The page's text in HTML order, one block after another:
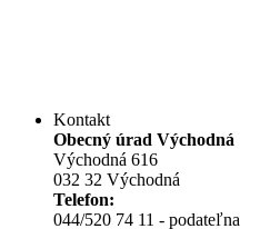
Kontakt
Obecný úrad Východná
Východná 616
032 32 Východná
Telefon:
044/520 74 11 - podateľna